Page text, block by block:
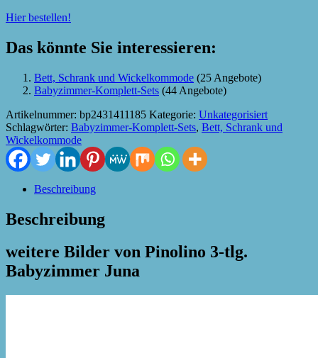
Hier bestellen!
Das könnte Sie interessieren:
Bett, Schrank und Wickelkommode (25 Angebote)
Babyzimmer-Komplett-Sets (44 Angebote)
Artikelnummer: bp2431411185 Kategorie: Unkategorisiert
Schlagwörter: Babyzimmer-Komplett-Sets, Bett, Schrank und
Wickelkommode
Beschreibung
Beschreibung
weitere Bilder von Pinolino 3-tlg.
Babyzimmer Juna